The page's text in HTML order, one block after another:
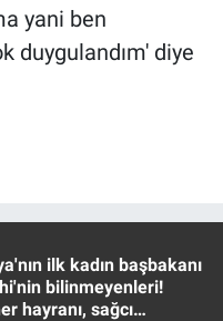
yani ben
duygulandım' diye
ilk kadın başbakanı
bilinmeyenleri!
hayranı, sağcı